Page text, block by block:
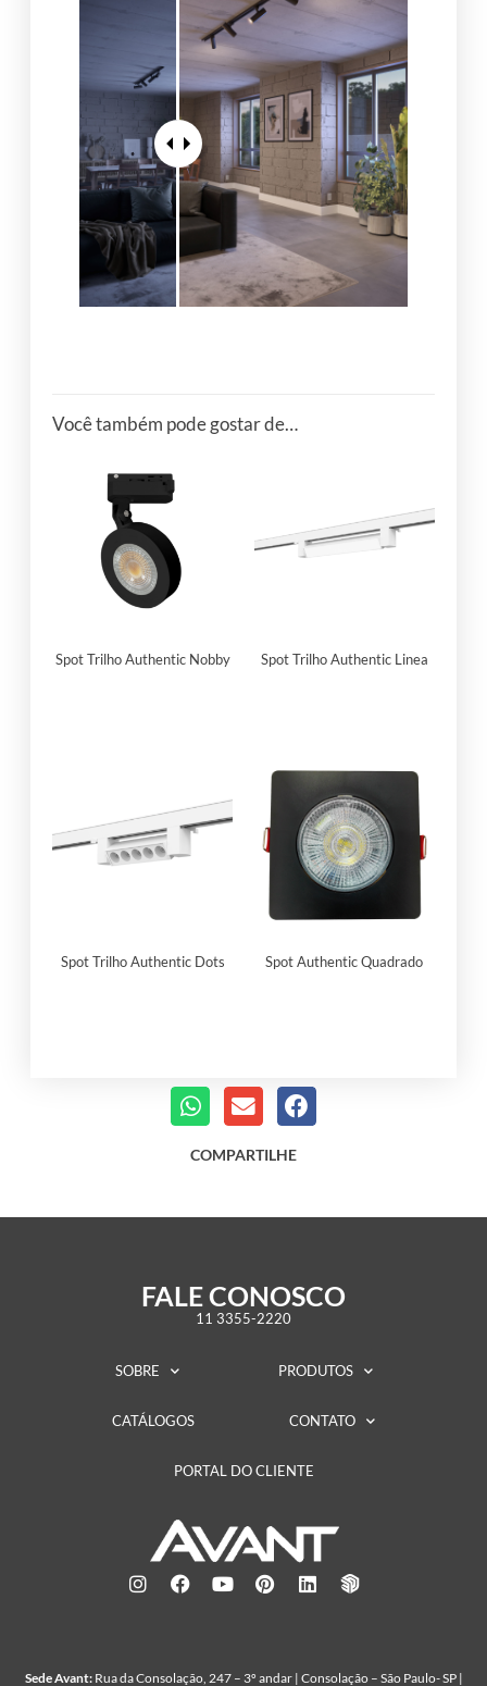
Você também pode gostar de…
Spot Trilho Authentic Nobby Spot Trilho Authentic Linea
Spot Trilho Authentic Dots Spot Authentic Quadrado
COMPARTILHE
FALE CONOSCO
11 3355-2220
SOBRE PRODUTOS
CATÁLOGOS CONTATO
PORTAL DO CLIENTE
Sede Avant: Rua da Consolação, 247 – 3º andar | Consolação – São Paulo- SP |